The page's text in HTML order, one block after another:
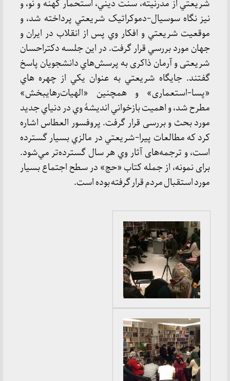
شريعتي از مدرنيته، سنت ديني، استحمار كهنه و نو، و
نیز نگاه سوسيال-دموکراتیک شريعتي پرداخته شد، و
موقعيت شريعتي و افكار وي پس از انقلاب در ایران و
جهان مورد بررسي قرار گرفت. در اين جلسه دکتراحسان
شريعتی و آرمان ذاكری به پرسش‌هاي دانشجويان پاسخ
گفتند. جایگاه شريعتي به عنوان يكي از چهره هاي
«پسا-استعماری» و همچنين «الهيات‌رهايبخش»
مطرح شد، و اهميت بازخواني انديشهٔ وي در دنياي جديد
مورد بحث و بررسی قرار گرفت. پروفسور العطاس اشاره
كرد كه مطالعات پیرا-شريعتي در مالزي بسيار گسترده
است، و ترجمه‌های آثار وي هر سال گسترده‌تر مي‌شود.
برای نمونه، از جمله کتاب «حج» در سطح اجتماع بسیار
مورد استقبال مردم قرار گرفته بوده است.